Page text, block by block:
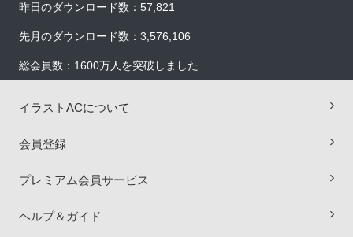
昨日のダウンロード数：57,821
先月のダウンロード数：3,576,106
総会員数：1600万人を突破しました
イラストACについて
会員登録
プレミアム会員サービス
ヘルプ＆ガイド